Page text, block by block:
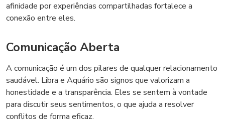
afinidade por experiências compartilhadas fortalece a
conexão entre eles.
Comunicação Aberta
A comunicação é um dos pilares de qualquer relacionamento
saudável. Libra e Aquário são signos que valorizam a
honestidade e a transparência. Eles se sentem à vontade
para discutir seus sentimentos, o que ajuda a resolver
conflitos de forma eficaz.